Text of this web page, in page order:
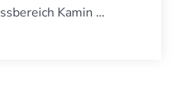
Kamin …